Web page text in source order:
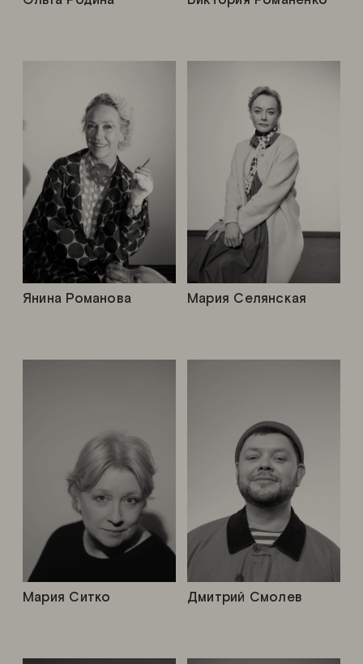
Мария Ситко
Мария Селянская
Янина Романова
Дмитрий Смолев